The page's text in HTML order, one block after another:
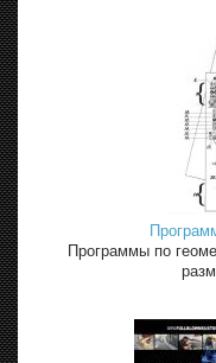
Программы по